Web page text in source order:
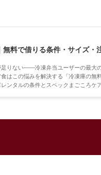
料で借りる条件・サイズ・
りない——冷凍弁当ユーザーの最大
はこの悩みを解決する「冷凍庫の無
ンタルの条件とスペックまごころケ